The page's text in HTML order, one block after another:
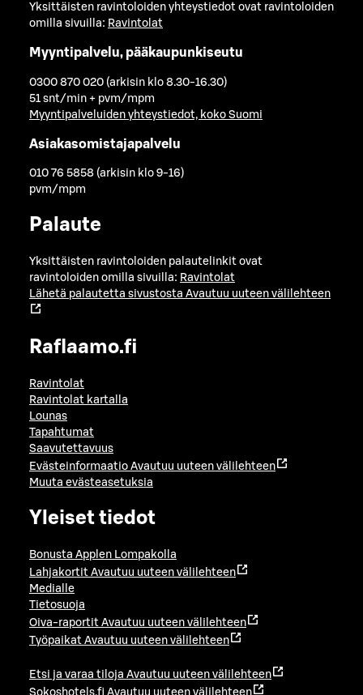
Yksittäisten ravintoloiden yhteystiedot ovat ravintoloiden
omilla sivuilla: Ravintolat
Myyntipalvelu, pääkaupunkiseutu
0300 870 020 (arkisin klo 8.30-16.30)
51 snt/min + pvm/mpm
Myyntipalveluiden yhteystiedot, koko Suomi
Asiakasomistajapalvelu
010 76 5858 (arkisin klo 9-16)
pvm/mpm
Palaute
Yksittäisten ravintoloiden palautelinkit ovat
ravintoloiden omilla sivuilla: Ravintolat
Lähetä palautetta sivustosta Avautuu uuteen välilehteen
Raflaamo.fi
Ravintolat
Ravintolat kartalla
Lounas
Tapahtumat
Saavutettavuus
Evästeinformaatio Avautuu uuteen välilehteen
Muuta evästeasetuksia
Yleiset tiedot
Bonusta Applen Lompakolla
Lahjakortit Avautuu uuteen välilehteen
Medialle
Tietosuoja
Oiva-raportit Avautuu uuteen välilehteen
Työpaikat Avautuu uuteen välilehteen
Etsi ja varaa tiloja Avautuu uuteen välilehteen
Sokoshotels.fi Avautuu uuteen välilehteen